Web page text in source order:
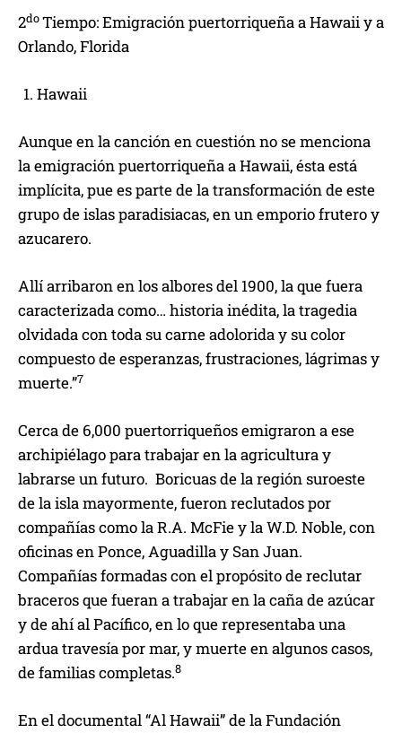
2doTiempo: Emigración puertorriqueña a Hawaii y a
Orlando, Florida
Hawaii
Aunque en la canción en cuestión no se menciona
la emigración puertorriqueña a Hawaii, ésta está
implícita, pue es parte de la transformación de este
grupo de islas paradisiacas, en un emporio frutero y
azucarero.
Allí arribaron en los albores del 1900, la que fuera
caracterizada como… historia inédita, la tragedia
olvidada con toda su carne adolorida y su color
compuesto de esperanzas, frustraciones, lágrimas y
muerte.”7
Cerca de 6,000 puertorriqueños emigraron a ese
archipiélago para trabajar en la agricultura y
labrarse un futuro. Boricuas de la región suroeste
de la isla mayormente, fueron reclutados por
compañías como la R.A. McFie y la W.D. Noble, con
oficinas en Ponce, Aguadilla y San Juan.
Compañías formadas con el propósito de reclutar
braceros que fueran a trabajar en la caña de azúcar
y de ahí al Pacífico, en lo que representaba una
ardua travesía por mar, y muerte en algunos casos,
de familias completas.8
En el documental “Al Hawaii” de la Fundación